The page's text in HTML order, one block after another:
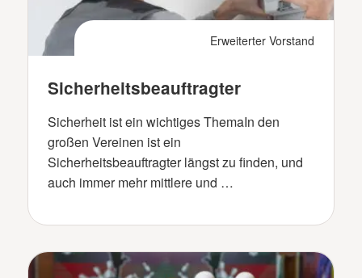
Erweiterter Vorstand
Sicherheitsbeauftragter
Sicherheit ist ein wichtiges ThemaIn den
großen Vereinen ist ein
Sicherheitsbeauftragter längst zu finden, und
auch immer mehr mittlere und …